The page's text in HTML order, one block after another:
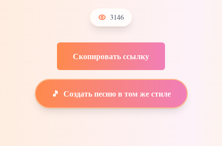
3146
Скопировать ссылку
🎵 Создать песню в том же стиле